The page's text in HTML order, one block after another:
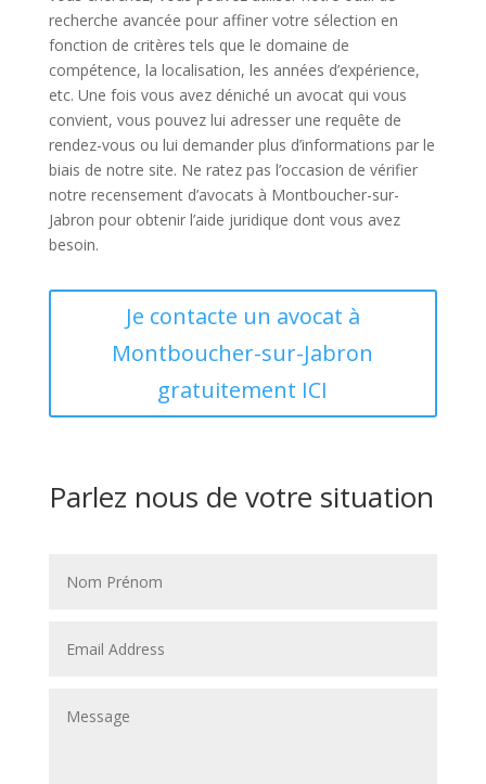
recherche avancée pour affiner votre sélection en
fonction de critères tels que le domaine de
compétence, la localisation, les années d’expérience,
etc. Une fois vous avez déniché un avocat qui vous
convient, vous pouvez lui adresser une requête de
rendez-vous ou lui demander plus d’informations par le
biais de notre site. Ne ratez pas l’occasion de vérifier
notre recensement d’avocats à Montboucher-sur-
Jabron pour obtenir l’aide juridique dont vous avez
besoin.
Je contacte un avocat à
Montboucher-sur-Jabron
gratuitement ICI
Parlez nous de votre situation